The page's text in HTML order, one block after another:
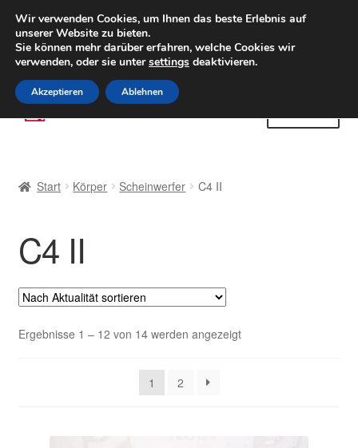
LIEFERUNG ab 6 EUR
Weltweiter Versand
(800) 500 564Mo-Fr 9-16 Uhr
Zur
Navigation
Zum
Inhalt
AGB
Beschwerden
Beschwerdeordnung
Datenschutz-Bestimmungen
Start Körper Scheinwerfer C4 II
C4 II
Ergebnisse 1 – 12 von 14 werden angezeigtNach
1
2
Wir verwenden Cookies, um Ihnen das beste Erlebnis auf
unserer Website zu bieten.
Sie können mehr darüber erfahren, welche Cookies wir
verwenden, oder sie untersettings deaktivieren.
Akzeptieren Ablehnen